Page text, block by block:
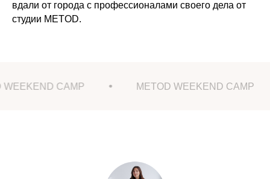
вдали от города с профессионалами своего дела от
студии METOD.
CAMP METOD WEEKEND CAMP